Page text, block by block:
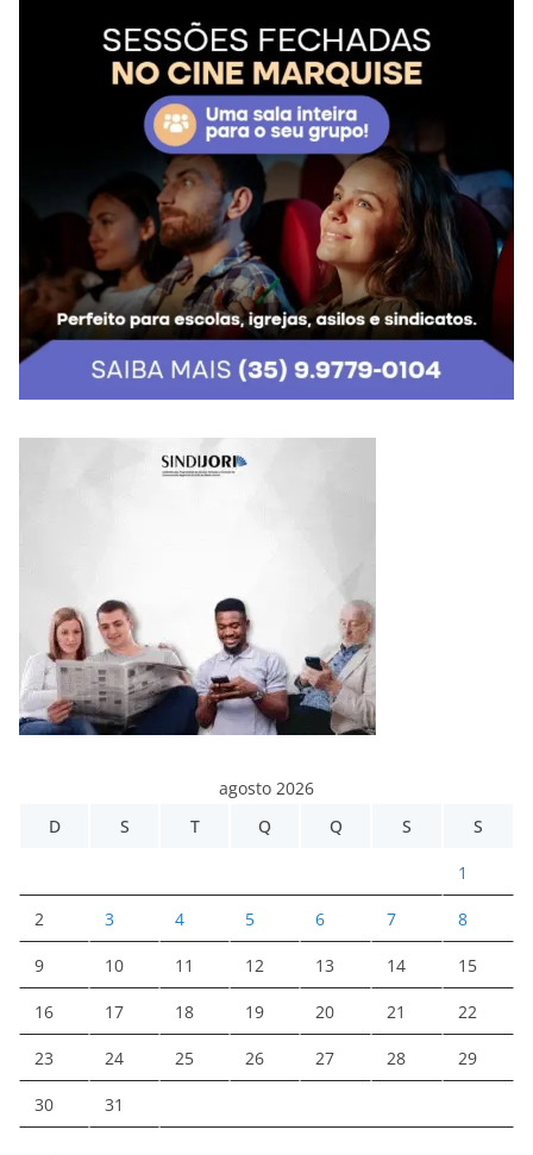
agosto 2026
D
S T Q Q S S
1
2 3 4 5 6 7 8
9 10 11 12 13 14 15
16 17 18 19 20 21 22
23 24 25 26 27 28 29
30 31